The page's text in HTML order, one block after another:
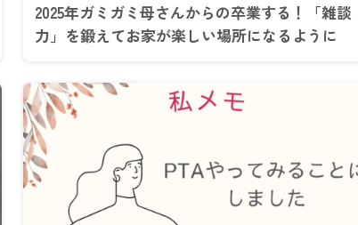
2025年ガミガミ母さんからの卒業する！「雑談
力」を鍛えてお家が楽しい場所になるように